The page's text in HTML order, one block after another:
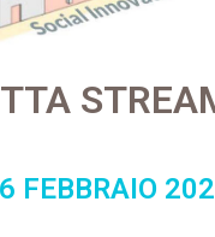
FEBBRAIO